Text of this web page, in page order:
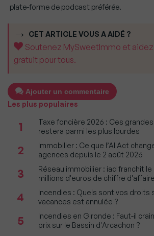
plate-forme de podcast préférée.
CET ARTICLE VOUS A AIDÉ ?
Soutenez MySweetImmo et
gratuit pour tous.
Ajouter un commentaire
Les plus populaires
1
Taxe foncière 2026 : Ces
restera parmi les plus lourdes
2
Immobilier : Ce que l’AI Act
agences depuis le 2 août 2026
3
Réseau immobilier : iad franchit
millions d'euros de chiffre
4
Incendies : Quels sont vos droits
vacances est annulée ?
5
Incendies en Gironde : Faut-il
prix sur le Bassin d'Arcachon ?